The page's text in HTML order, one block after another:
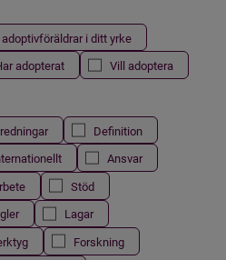
i ditt yrke
adopterat Vill adoptera
Definition
Ansvar
Stöd
Lagar
Forskning